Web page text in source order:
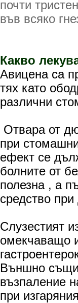
почти
във всяко
Какво
Авицена са
тях като
различни
Отвара от
при
ефект се
болните от
полезна , а
средство
Слузестият
омекчаващо
Външно
възпаление
при